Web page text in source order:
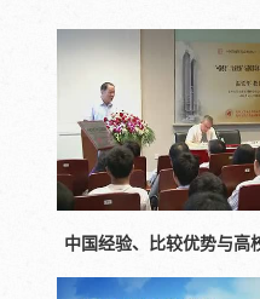
中国经验、比较优势与高